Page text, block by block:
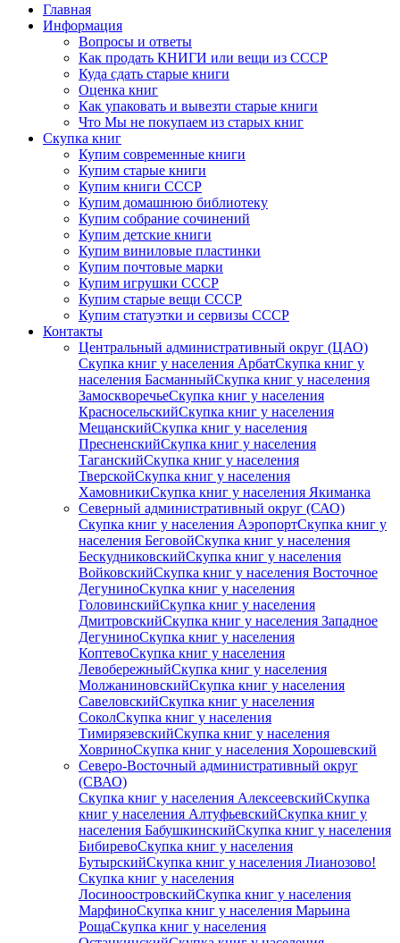
Главная
Информация
Вопросы и ответы
Как продать КНИГИ или вещи из СССР
Куда сдать старые книги
Оценка книг
Как упаковать и вывезти старые книги
Что Мы не покупаем из старых книг
Скупка книг
Купим современные книги
Купим старые книги
Купим книги СССР
Купим домашнюю библиотеку
Купим собрание сочинений
Купим детские книги
Купим виниловые пластинки
Купим почтовые марки
Купим игрушки СССР
Купим старые вещи СССР
Купим статуэтки и сервизы СССР
Контакты
Центральный административный округ (ЦАО)
Скупка книг у населения АрбатСкупка книг у
населения БасманныйСкупка книг у населения
ЗамоскворечьеСкупка книг у населения
КрасносельскийСкупка книг у населения
МещанскийСкупка книг у населения
ПресненскийСкупка книг у населения
ТаганскийСкупка книг у населения
ТверскойСкупка книг у населения
ХамовникиСкупка книг у населения Якиманка
Северный административный округ (САО)
Скупка книг у населения АэропортСкупка книг у
населения БеговойСкупка книг у населения
БескудниковскийСкупка книг у населения
ВойковскийСкупка книг у населения Восточное
ДегуниноСкупка книг у населения
ГоловинскийСкупка книг у населения
ДмитровскийСкупка книг у населения Западное
ДегуниноСкупка книг у населения
КоптевоСкупка книг у населения
ЛевобережныйСкупка книг у населения
МолжаниновскийСкупка книг у населения
СавеловскийСкупка книг у населения
СоколСкупка книг у населения
ТимирязевскийСкупка книг у населения
ХовриноСкупка книг у населения Хорошевский
Северо-Восточный административный округ
(СВАО)
Скупка книг у населения АлексеевскийСкупка
книг у населения АлтуфьевскийСкупка книг у
населения БабушкинскийСкупка книг у населения
БибиревоСкупка книг у населения
БутырскийСкупка книг у населения Лианозово!
Скупка книг у населения
ЛосиноостровскийСкупка книг у населения
МарфиноСкупка книг у населения Марьина
РощаСкупка книг у населения